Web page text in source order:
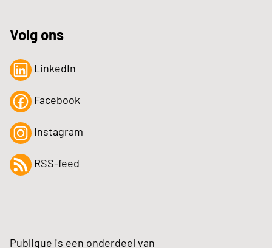
Volg ons
LinkedIn
Facebook
Instagram
RSS-feed
Publique is een onderdeel van